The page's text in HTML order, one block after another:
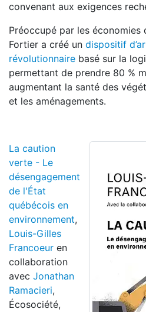
convenant aux exigences
Préoccupé par les économies
Fortier a créé un dispositif
révolutionnaire basé sur la
permettant de prendre 80 %
augmentant la santé des
et les aménagements.
La caution
verte - Le
désengagement
de l'État
québécois en
environnement,
Louis-Gilles
Francoeur en
collaboration
avec Jonathan
Ramacieri,
Écosociété,